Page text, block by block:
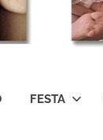
FESTA